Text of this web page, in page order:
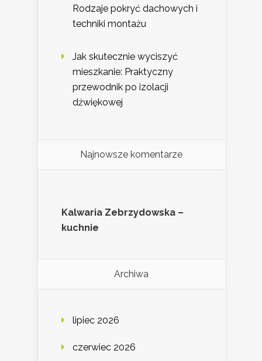
Rodzaje pokryć dachowych i
techniki montażu
Jak skutecznie wyciszyć
mieszkanie: Praktyczny
przewodnik po izolacji
dźwiękowej
Najnowsze komentarze
Kalwaria Zebrzydowska –
kuchnie
Archiwa
lipiec 2026
czerwiec 2026